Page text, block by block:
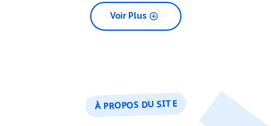
add_circle
Voir Plus
À PROPOS DU SITE